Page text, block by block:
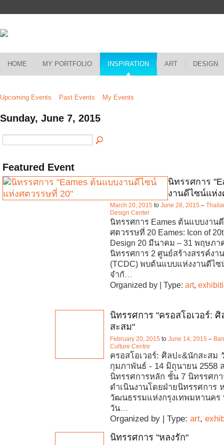
HOME MY PORTFOLIO INSPIRATION ART DESIGN
Upcoming Events Past Events My Events
Sunday, June 7, 2015
Featured Event
นิทรรศการ
งานดีไซน์แห่
March 20, 2015 to June 28, 2015 –
Design Center
นิทรรศการ Eames ต้นแบบงาน
ศตวรรษที่ 20 Eames: Icon of
Design 20 มีนาคม – 31 พฤษภา
นิทรรศการ 2 ศูนย์สร้างสรรค์งา
(TCDC) พบต้นแบบแห่งงานดีไ
จำกั
Organized by | Type: art,
นิทรรศการ "ครอสโอเวอร์:
สะสม"
February 20, 2015 to June 14, 2015 –
Culture Centre
ครอสโอเวอร์: ศิลปะ&นักสะสม
กุมภาพันธ์ - 14 มิถุนายน 2558
นิทรรศการหลัก ชั้น 7 นิทรรศกา
ดำเนินงานโดยฝ่ายนิทรรศการ
วัฒนธรรมแห่งกรุงเทพมหานคร
วัน…
Organized by | Type: art,
นิทรรศการ "หลงรัก"